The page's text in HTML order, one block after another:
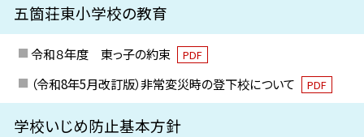
五箇荘東小学校の教育
令和８年度 東っ子の約束 PDF
（令和8年5月改訂版）非常変災時の登下校について PDF
学校いじめ防止基本方針